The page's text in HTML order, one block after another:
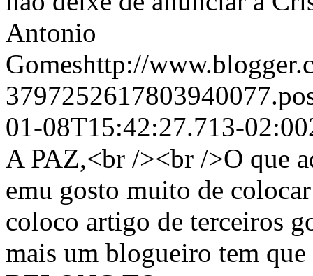
Antonio
Gomeshttp://
01-08T15:42:27.713-
A PAZ,<br /><br />O que
emu gosto muito de
coloco artigo de terceiros
mais um blogueiro tem